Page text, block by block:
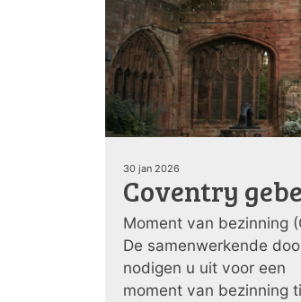
30 jan 2026
Coventry
Moment van bezinning
De samenwerkende
nodigen u uit voor een
moment van bezinning